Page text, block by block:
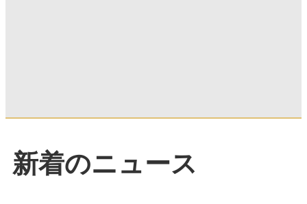
新着のニュース